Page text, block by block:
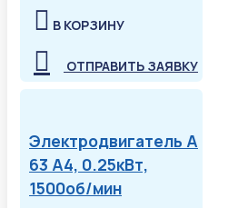
В КОРЗИНУ
ОТПРАВИТЬ ЗАЯВКУ
Электродвигатель А
63 А4, 0.25кВт,
1500об/мин